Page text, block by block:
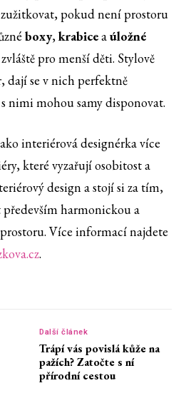
pokud není prostoru
boxy,krabiceaúložné
pro menší děti. Stylově
dají se v nich perfektně
nimi mohou samy disponovat.
interiérová designérka více
které vyzařují osobitost a
design a stojí si za tím,
harmonickou a
Více informací najdete
.
Další článek
Trápí vás povislá kůže na
pažích? Zatočte s ní
přírodní cestou